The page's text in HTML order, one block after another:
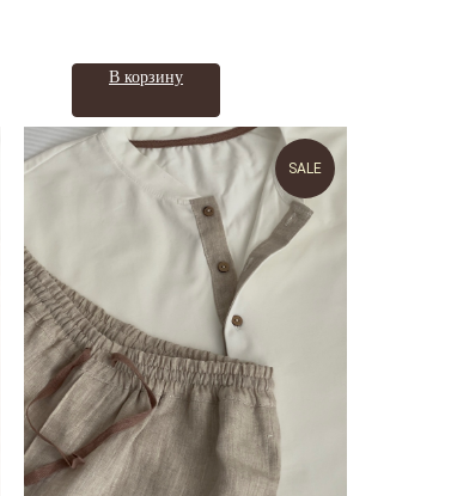
В корзину
SALE